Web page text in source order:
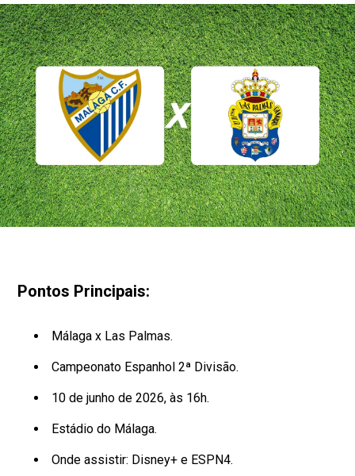
Pontos Principais:
Málaga x Las Palmas.
Campeonato Espanhol 2ª Divisão.
10 de junho de 2026, às 16h.
Estádio do Málaga.
Onde assistir: Disney+ e ESPN4.